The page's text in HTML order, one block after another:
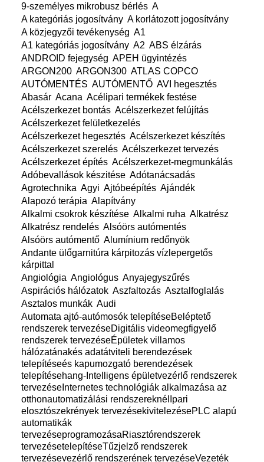
9-személyes mikrobusz bérlés A
A kategóriás jogosítvány A korlátozott jogosítvány
A közjegyzői tevékenység A1
A1 kategóriás jogosítvány A2 ABS élzárás
ANDROID fejegység APEH ügyintézés
ARGON200 ARGON300 ATLAS COPCO
AUTÓMENTÉS AUTÓMENTŐ AVI hegesztés
Abasár Acana Acélipari termékek festése
Acélszerkezet bontás Acélszerkezet felújítás
Acélszerkezet felületkezelés
Acélszerkezet hegesztés Acélszerkezet készítés
Acélszerkezet szerelés Acélszerkezet tervezés
Acélszerkezet építés Acélszerkezet-megmunkálás
Adóbevallások készitése Adótanácsadás
Agrotechnika Agyi Ajtóbeépítés Ajándék
Alapozó terápia Alapítvány
Alkalmi csokrok készítése Alkalmi ruha Alkatrész
Alkatrész rendelés Alsóörs autómentés
Alsóörs autómentő Alumínium redőnyök
Andante ülőgarnitúra kárpitozás vízlepergetős
kárpittal
Angiológia Angiológus Anyajegyszűrés
Aspirációs hálózatok Aszfaltozás Asztalfoglalás
Asztalos munkák Audi
Automata ajtó-autómosók telepítéseBeléptető
rendszerek tervezéseDigitális videomegfigyelő
rendszerek tervezéseÉpületek villamos
hálózatánakés adatátviteli berendezések
telepítéseés kapumozgató berendezések
telepítésehang-Intelligens épületvezérlő rendszerek
tervezéseInternetes technológiák alkalmazása az
otthonautomatizálási rendszereknélIpari
elosztószekrények tervezésekivitelezésePLC alapú
automatikák
tervezéseprogramozásaRiasztórendszerek
tervezésetelepítéseTűzjelző rendszerek
tervezésevezérlő rendszerének tervezéseVezeték